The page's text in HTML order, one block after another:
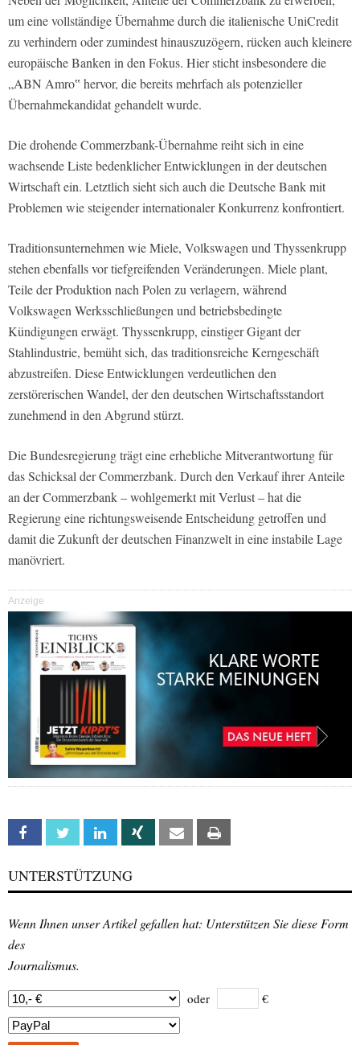
um eine vollständige Übernahme durch die italienische UniCredit
zu verhindern oder zumindest hinauszuzögern, rücken auch kleinere
europäische Banken in den Fokus. Hier sticht insbesondere die
„ABN Amro‟ hervor, die bereits mehrfach als potenzieller
Übernahmekandidat gehandelt wurde.
Die drohende Commerzbank-Übernahme reiht sich in eine
wachsende Liste bedenklicher Entwicklungen in der deutschen
Wirtschaft ein. Letztlich sieht sich auch die Deutsche Bank mit
Problemen wie steigender internationaler Konkurrenz konfrontiert.
Traditionsunternehmen wie Miele, Volkswagen und Thyssenkrupp
stehen ebenfalls vor tiefgreifenden Veränderungen. Miele plant,
Teile der Produktion nach Polen zu verlagern, während
Volkswagen Werksschließungen und betriebsbedingte
Kündigungen erwägt. Thyssenkrupp, einstiger Gigant der
Stahlindustrie, bemüht sich, das traditionsreiche Kerngeschäft
abzustreifen. Diese Entwicklungen verdeutlichen den
zerstörerischen Wandel, der den deutschen Wirtschaftsstandort
zunehmend in den Abgrund stürzt.
Die Bundesregierung trägt eine erhebliche Mitverantwortung für
das Schicksal der Commerzbank. Durch den Verkauf ihrer Anteile
an der Commerzbank – wohlgemerkt mit Verlust – hat die
Regierung eine richtungsweisende Entscheidung getroffen und
damit die Zukunft der deutschen Finanzwelt in eine instabile Lage
manövriert.
Anzeige
Facebook Twitter Linkedin Xing Email
UNTERSTÜTZUNG
Wenn Ihnen unser Artikel gefallen hat: Unterstützen Sie diese Form
des
Journalismus.
oder €